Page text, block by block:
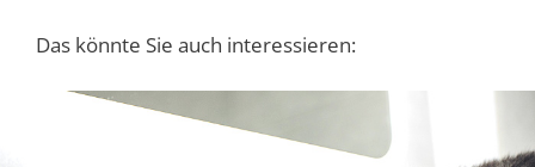
Das könnte Sie auch interessieren: